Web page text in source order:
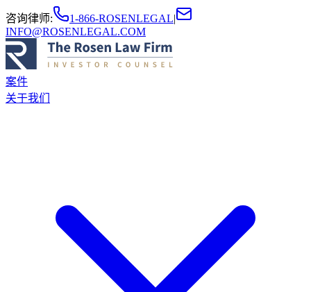
咨询律师: 1-866-ROSENLEGAL|
INFO@ROSENLEGAL.COM
案件
关于我们